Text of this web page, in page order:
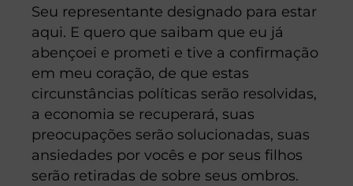
Seu representante designado para estar
aqui. E quero que saibam que eu já
abençoei e prometi e tive a confirmação
em meu coração, de que estas
circunstâncias políticas serão resolvidas,
a economia se recuperará, suas
preocupações serão solucionadas, suas
ansiedades por vocês e por seus filhos
serão retiradas de sobre seus ombros.